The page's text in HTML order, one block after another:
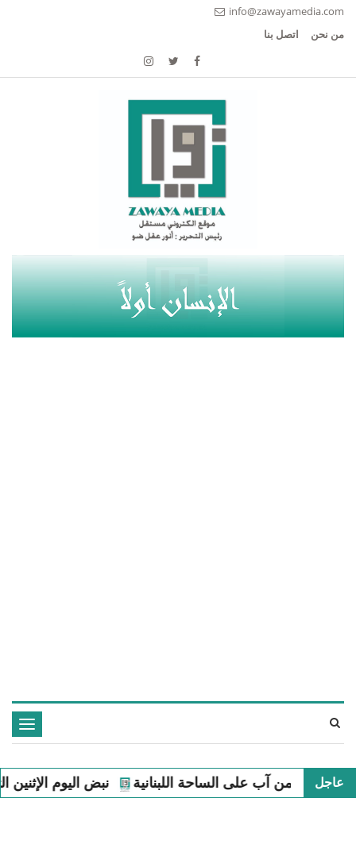
info@zawayamedia.com
من نحن
اتصل بنا
Toggle
navigation
عاجل نبض اليوم الإثنين الثالث من آب على الساحة اللبنانية